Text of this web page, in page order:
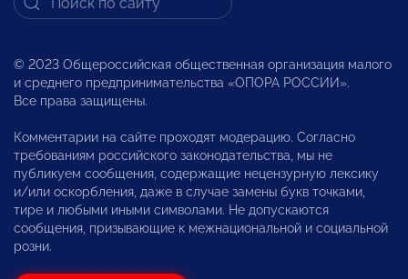
© 2023 Общероссийская общественная организация малого
и среднего предпринимательства «ОПОРА РОССИИ».
Все права защищены.
Комментарии на сайте проходят модерацию. Согласно
требованиям российского законодательства, мы не
публикуем сообщения, содержащие нецензурную лексику
и/или оскорбления, даже в случае замены букв точками,
тире и любыми иными символами. Не допускаются
сообщения, призывающие к межнациональной и социальной
розни.